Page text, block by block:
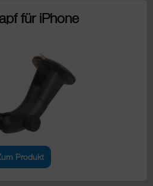
für iPhone
Produkt